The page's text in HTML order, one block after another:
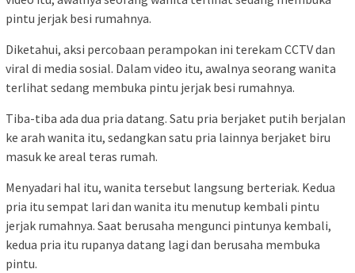
pintu jerjak besi rumahnya.
Diketahui, aksi percobaan perampokan ini terekam CCTV dan
viral di media sosial. Dalam video itu, awalnya seorang wanita
terlihat sedang membuka pintu jerjak besi rumahnya.
Tiba-tiba ada dua pria datang. Satu pria berjaket putih berjalan
ke arah wanita itu, sedangkan satu pria lainnya berjaket biru
masuk ke areal teras rumah.
Menyadari hal itu, wanita tersebut langsung berteriak. Kedua
pria itu sempat lari dan wanita itu menutup kembali pintu
jerjak rumahnya. Saat berusaha mengunci pintunya kembali,
kedua pria itu rupanya datang lagi dan berusaha membuka
pintu.